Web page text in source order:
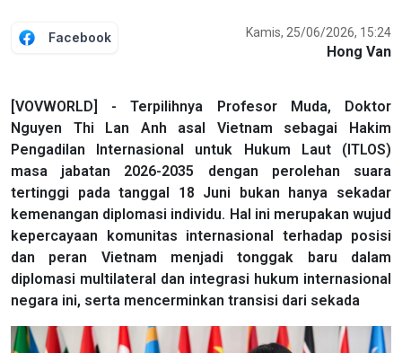
Facebook Kamis, 25/06/2026, 15:24
Hong Van
[VOVWORLD] - Terpilihnya Profesor Muda, Doktor
Nguyen Thi Lan Anh asal Vietnam sebagai Hakim
Pengadilan Internasional untuk Hukum Laut (ITLOS)
masa jabatan 2026-2035 dengan perolehan suara
tertinggi pada tanggal 18 Juni bukan hanya sekadar
kemenangan diplomasi individu. Hal ini merupakan wujud
kepercayaan komunitas internasional terhadap posisi
dan peran Vietnam menjadi tonggak baru dalam
diplomasi multilateral dan integrasi hukum internasional
negara ini, serta mencerminkan transisi dari sekada